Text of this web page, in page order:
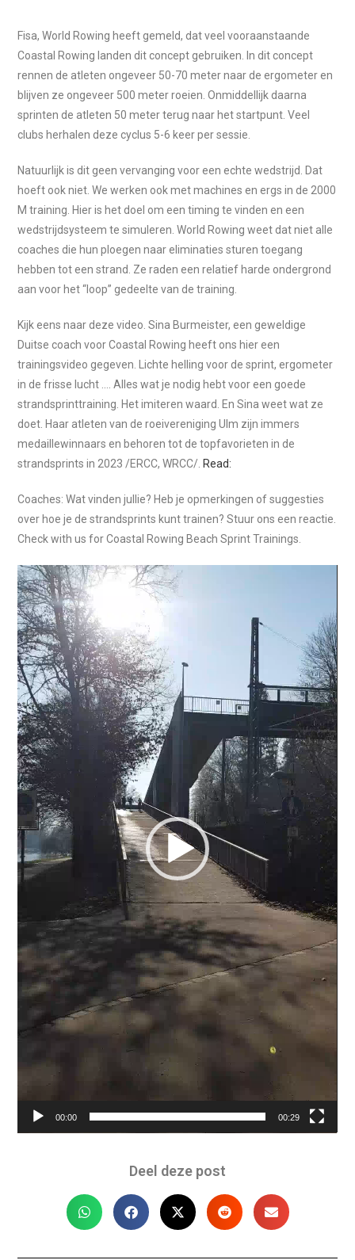
Fisa, World Rowing heeft gemeld, dat veel vooraanstaande
Coastal Rowing landen dit concept gebruiken. In dit concept
rennen de atleten ongeveer 50-70 meter naar de ergometer en
blijven ze ongeveer 500 meter roeien. Onmiddellijk daarna
sprinten de atleten 50 meter terug naar het startpunt. Veel
clubs herhalen deze cyclus 5-6 keer per sessie.
Natuurlijk is dit geen vervanging voor een echte wedstrijd. Dat
hoeft ook niet. We werken ook met machines en ergs in de 2000
M training. Hier is het doel om een timing te vinden en een
wedstrijdsysteem te simuleren. World Rowing weet dat niet alle
coaches die hun ploegen naar eliminaties sturen toegang
hebben tot een strand. Ze raden een relatief harde ondergrond
aan voor het “loop” gedeelte van de training.
Kijk eens naar deze video. Sina Burmeister, een geweldige
Duitse coach voor Coastal Rowing heeft ons hier een
trainingsvideo gegeven. Lichte helling voor de sprint, ergometer
in de frisse lucht …. Alles wat je nodig hebt voor een goede
strandsprinttraining. Het imiteren waard. En Sina weet wat ze
doet. Haar atleten van de roeivereniging Ulm zijn immers
medaillewinnaars en behoren tot de topfavorieten in de
strandsprints in 2023 /ERCC, WRCC/.Read:
Coaches: Wat vinden jullie? Heb je opmerkingen of suggesties
over hoe je de strandsprints kunt trainen? Stuur ons een reactie.
Check with us for Coastal Rowing Beach Sprint Trainings.
Videospeler
00:00 00:29
Deel deze post